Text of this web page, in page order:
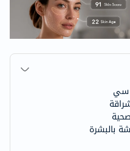
سي
بالبشرة